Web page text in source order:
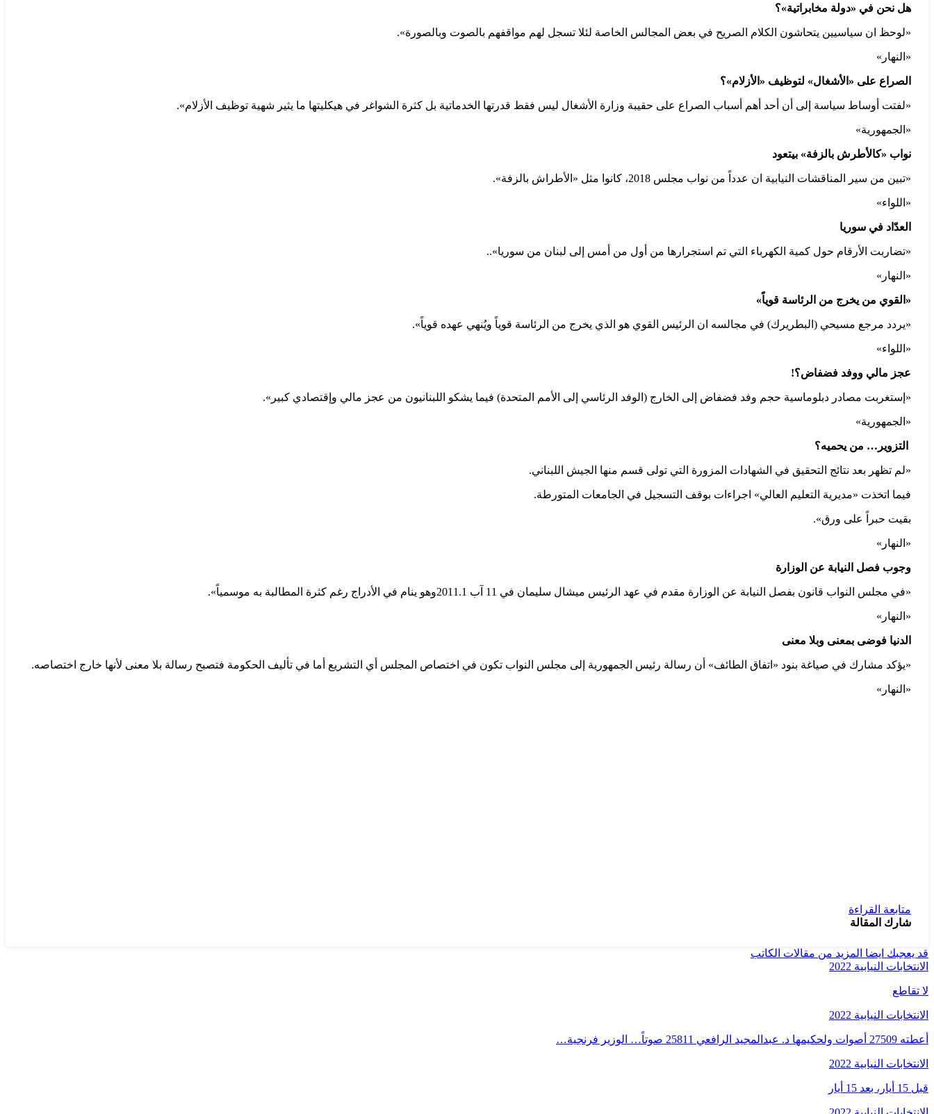
هل نحن في «دولة مخابراتية»؟
«لوحظ ان سياسيين يتحاشون الكلام الصريح في بعض المجالس الخاصة لئلا تسجل لهم مواقفهم بالصوت وبالصورة».
«النهار»
الصراع على «الأشغال» لتوظيف «الأزلام»؟
«لفتت أوساط سياسة إلى أن أحد أهم أسباب الصراع على حقيبة وزارة الأشغال ليس فقط قدرتها الخدماتية بل كثرة الشواغر في هيكليتها ما يثير شهية توظيف الأزلام».
«الجمهورية»
نواب «كالأطرش بالزفة» بيتعود
«تبين من سير المناقشات النيابية ان عدداً من نواب مجلس 2018، كانوا مثل «الأطراش بالزفة».
«اللواء»
العدّاد في سوريا
«تضاربت الأرقام حول كمية الكهرباء التي تم استجرارها من أول من أمس إلى لبنان من سوريا»..
«النهار»
«القوي من يخرج من الرئاسة قوياً»
«يردد مرجع مسيحي (البطريرك) في مجالسه ان الرئيس القوي هو الذي يخرج من الرئاسة قوياً ويُنهي عهده قوياً».
«اللواء»
عجز مالي ووفد فضفاض؟!
«إستغربت مصادر دبلوماسية حجم وفد فضفاض إلى الخارج (الوفد الرئاسي إلى الأمم المتحدة) فيما يشكو اللبنانيون من عجز مالي وإقتصادي كبير».
«الجمهورية»
التزوير… من يحميه؟
«لم تظهر بعد نتائج التحقيق في الشهادات المزورة التي تولى قسم منها الجيش اللبناني.
فيما اتخذت «مديرية التعليم العالي» اجراءات بوقف التسجيل في الجامعات المتورطة.
بقيت حبراً على ورق».
«النهار»
وجوب فصل النيابة عن الوزارة
«في مجلس النواب قانون بفصل النيابة عن الوزارة مقدم في عهد الرئيس ميشال سليمان في 11 آب 2011.1وهو ينام في الأدراج رغم كثرة المطالبة به موسمياً».
«النهار»
الدنيا فوضى بمعنى وبلا معنى
«يؤكد مشارك في صياغة بنود «اتفاق الطائف» أن رسالة رئيس الجمهورية إلى مجلس النواب تكون في اختصاص المجلس أي التشريع أما في تأليف الحكومة فتصبح رسالة بلا معنى لأنها خارج اختصاصه.
«النهار»
متابعة القراءة
شارك المقالة
قد يعجبك ايضا المزيد من مقالات الكاتب
الانتخابات النيابية 2022
لا تقاطع
الانتخابات النيابية 2022
أعطته 27509 أصوات ولحكيمها د. عبدالمجيد الرافعي 25811 صوتاً… الوزير فرنجية…
الانتخابات النيابية 2022
قبل 15 أيار، بعد 15 أيار